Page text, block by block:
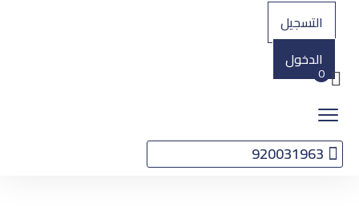
الرئيسية
حجز
الطيران
الرحلات
التأشيرات
التسجيل
الدخول
0
920031963